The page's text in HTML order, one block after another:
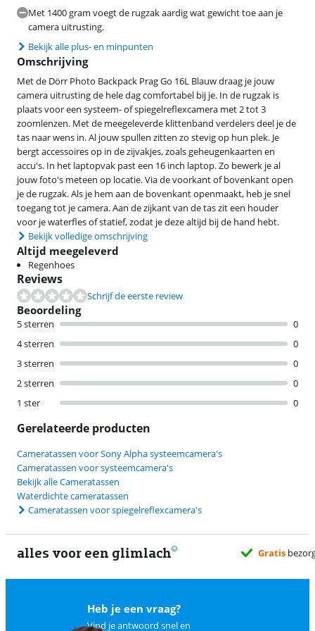
Met 1400 gram voegt de rugzak aardig wat gewicht toe aan je
camera uitrusting.
Bekijk alle plus- en minpunten
Omschrijving
Met de Dörr Photo Backpack Prag Go 16L Blauw draag je jouw
camera uitrusting de hele dag comfortabel bij je. In de rugzak is
plaats voor een systeem- of spiegelreflexcamera met 2 tot 3
zoomlenzen. Met de meegeleverde klittenband verdelers deel je de
tas naar wens in. Al jouw spullen zitten zo stevig op hun plek. Je
bergt accessoires op in de zijvakjes, zoals geheugenkaarten en
accu's. In het laptopvak past een 16 inch laptop. Zo bewerk je al
jouw foto's meteen op locatie. Via de voorkant of bovenkant open
je de rugzak. Als je hem aan de bovenkant openmaakt, heb je snel
toegang tot je camera. Aan de zijkant van de tas zit een houder
voor je waterfles of statief, zodat je deze altijd bij de hand hebt.
Bekijk volledige omschrijving
Altijd meegeleverd
Regenhoes
Reviews
Schrijf de eerste review
Beoordeling
5 sterren
0
4 sterren
0
3 sterren
0
2 sterren
0
1 ster
0
Gerelateerde producten
Cameratassen voor Sony Alpha systeemcamera's
Cameratassen voor systeemcamera's
Bekijk alle Cameratassen
Waterdichte cameratassen
Cameratassen voor spiegelreflexcamera's
alles voor een glimlach
Gratisbezorgd wanneer het jou uitkomt
Heb je een vraag?
Vind je antwoord snel en